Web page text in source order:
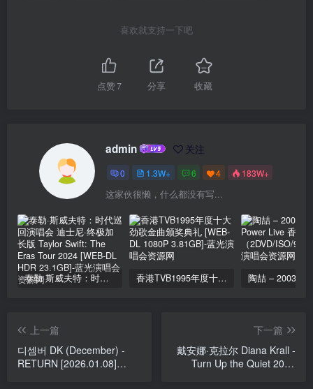
喜欢就支持一下吧
点赞7 分享 收藏
admin 关注
0 1.3W+ 6 4 183W+
这家伙很懒，什么都没有写...
泰勒·斯威夫特：时代巡回演唱会 迪士尼·终极加长版 Taylor Swift: The Eras Tour 2024 [WEB-DL HDR 23.1GB] 香港TVB1995年度十大劲歌金曲颁奖典礼 [WEB-DL 1080P 3.81GB]
上一篇
디셈버 DK (December) -
RETURN [2026.01.08]
下一篇
戴安娜·克拉尔 Diana Krall -
Turn Up the Quiet 2017